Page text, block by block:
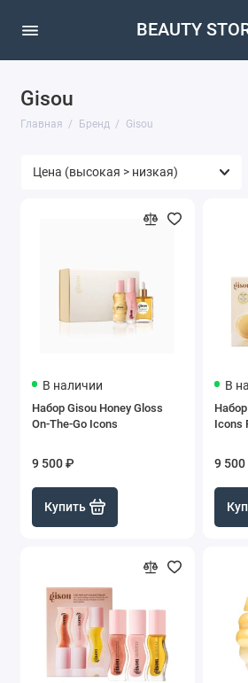
BEAUTY
Gisou
Главная Бренд Gisou
В наличии
Набор Gisou Honey Gloss
On-The-Go Icons
9 500 ₽
Купить
В
Icons
9 500